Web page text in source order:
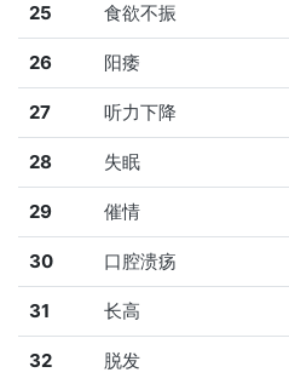
25 食欲不振
26 阳痿
27 听力下降
28 失眠
29 催情
30 口腔溃疡
31 长高
32 脱发